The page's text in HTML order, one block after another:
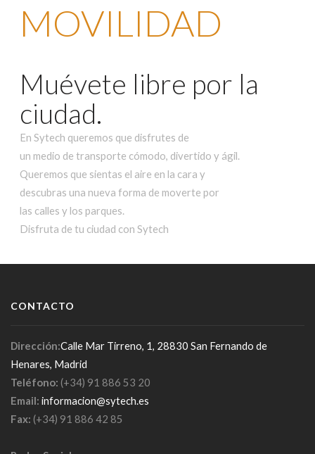
MOVILIDAD
Muévete libre por la
ciudad.
En Sytech queremos que disfrutes de
un medio de transporte cómodo, divertido y ágil.
Queremos que sientas el aire en la cara y
descubras una nueva forma de moverte por
las calles y los parques.
Disfruta de tu ciudad con Sytech
CONTACTO
Dirección:Calle Mar Tirreno, 1, 28830 San Fernando de
Henares, Madrid
Teléfono: (+34) 91 886 53 20
Email: informacion@sytech.es
Fax: (+34) 91 886 42 85